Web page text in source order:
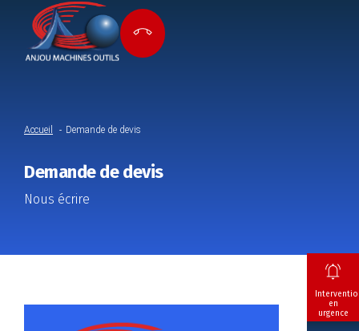
en
urgence
Accueil Demande de devis
Demande de devis
Nous écrire